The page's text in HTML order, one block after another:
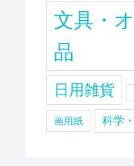
文具・
品
日用雑貨
画用紙 科学